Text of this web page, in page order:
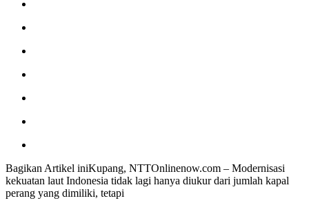
Bagikan Artikel iniKupang, NTTOnlinenow.com – Modernisasi
kekuatan laut Indonesia tidak lagi hanya diukur dari jumlah kapal
perang yang dimiliki, tetapi